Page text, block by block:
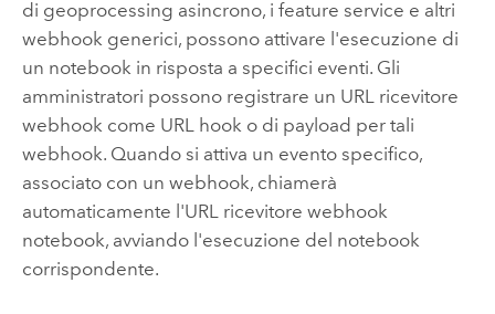
di geoprocessing asincrono, i feature service e altri
webhook generici, possono attivare l'esecuzione di
un notebook in risposta a specifici eventi. Gli
amministratori possono registrare un URL ricevitore
webhook come URL hook o di payload per tali
webhook. Quando si attiva un evento specifico,
associato con un webhook, chiamerà
automaticamente l'URL ricevitore webhook
notebook, avviando l'esecuzione del notebook
corrispondente.